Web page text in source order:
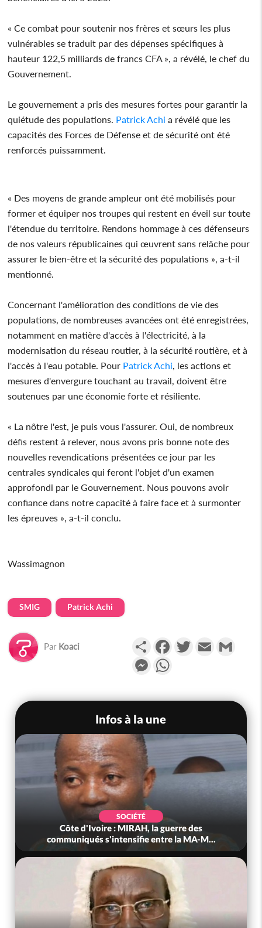
« Ce combat pour soutenir nos frères et sœurs les plus
vulnérables se traduit par des dépenses spécifiques à
hauteur 122,5 milliards de francs CFA », a révélé, le chef du
Gouvernement.
Le gouvernement a pris des mesures fortes pour garantir la
quiétude des populations. Patrick Achi a révélé que les
capacités des Forces de Défense et de sécurité ont été
renforcés puissamment.
« Des moyens de grande ampleur ont été mobilisés pour
former et équiper nos troupes qui restent en éveil sur toute
l'étendue du territoire. Rendons hommage à ces défenseurs
de nos valeurs républicaines qui œuvrent sans relâche pour
assurer le bien-être et la sécurité des populations », a-t-il
mentionné.
Concernant l'amélioration des conditions de vie des
populations, de nombreuses avancées ont été enregistrées,
notamment en matière d'accès à l'électricité, à la
modernisation du réseau routier, à la sécurité routière, et à
l'accès à l'eau potable. Pour Patrick Achi , les actions et
mesures d'envergure touchant au travail, doivent être
soutenues par une économie forte et résiliente.
« La nôtre l'est, je puis vous l'assurer. Oui, de nombreux
défis restent à relever, nous avons pris bonne note des
nouvelles revendications présentées ce jour par les
centrales syndicales qui feront l'objet d'un examen
approfondi par le Gouvernement. Nous pouvons avoir
confiance dans notre capacité à faire face et à surmonter
les épreuves », a-t-il conclu.
Wassimagnon
SMIG Patrick Achi
Par Koaci PartagerFacebookTwitterEmail
Messenger
Infos à la une
SOCIÉTÉ
Côte d'Ivoire : MIRAH, la guerre des
communiqués s'intensifie entre la MA-M...